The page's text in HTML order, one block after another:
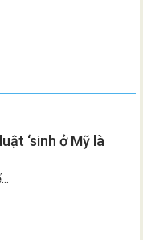
‘sinh ở Mỹ là